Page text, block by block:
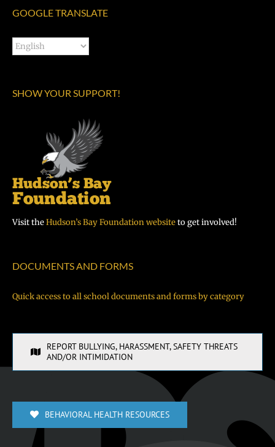
GOOGLE TRANSLATE
SHOW YOUR SUPPORT!
Visit theHudson’s Bay Foundation websiteto get involved!
DOCUMENTS AND FORMS
Quick access to all school documents and forms by category
REPORT BULLYING, HARASSMENT, SAFETY THREATS
AND/OR INTIMIDATION
BEHAVIORAL HEALTH RESOURCES